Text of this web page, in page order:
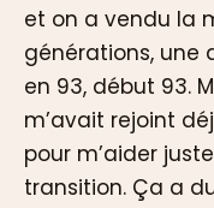
et on a vendu la
générations, une
en 93, début 93.
m’avait rejoint
pour m’aider
transition. Ça a